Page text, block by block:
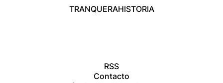
TRANQUERAHISTORIA
RSS
Contacto